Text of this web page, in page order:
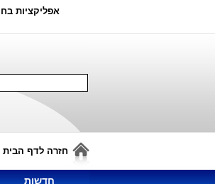
אפליקציות
חזרה לדף הבית
חדשות